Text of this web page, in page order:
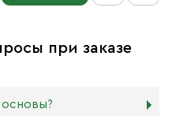
при заказе
основы?